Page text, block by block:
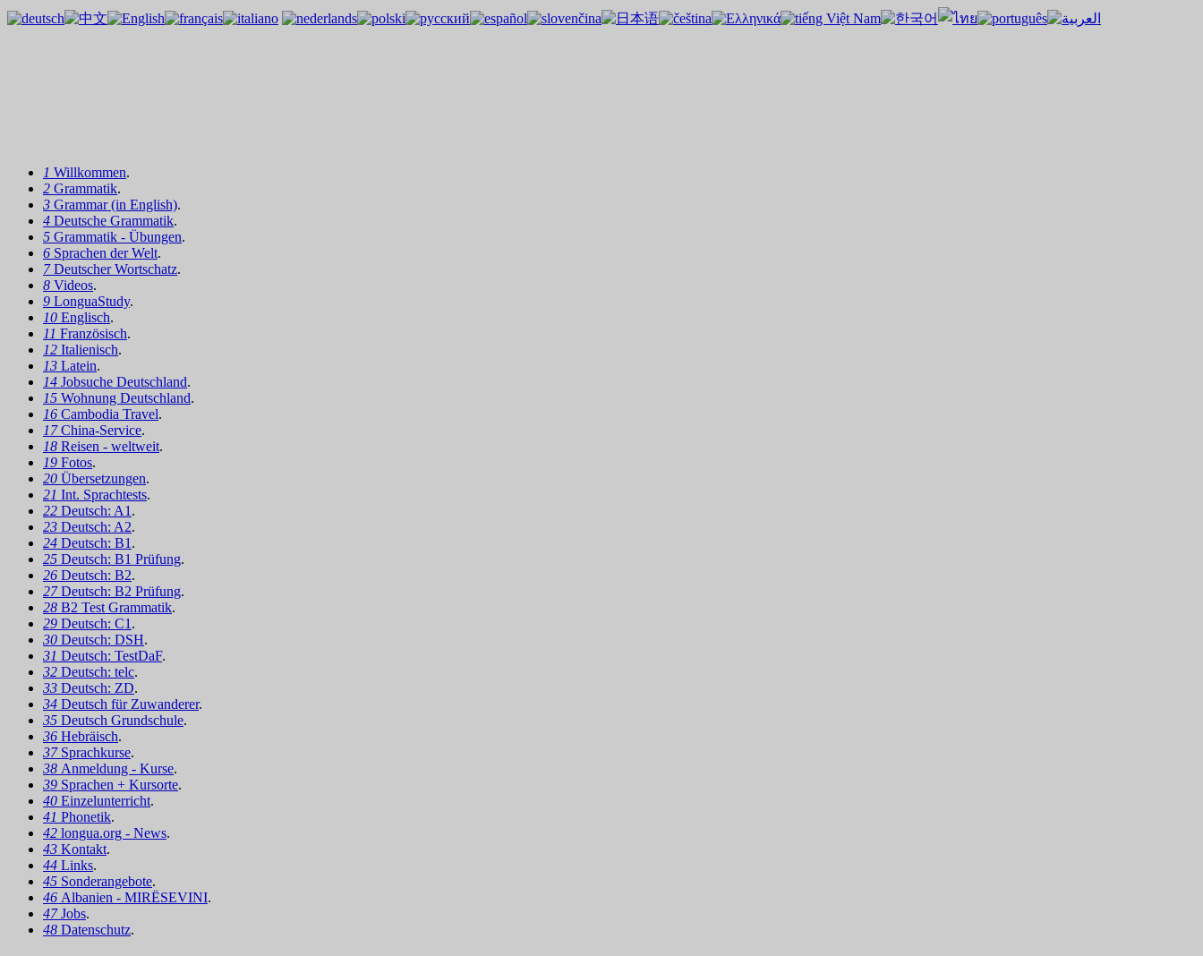
1 Willkommen.
2 Grammatik.
3 Grammar (in English).
4 Deutsche Grammatik.
5 Grammatik - Übungen.
6 Sprachen der Welt.
7Deutscher Wortschatz.
8 Videos.
9 LonguaStudy.
10 Englisch.
11 Französisch.
12 Italienisch.
13 Latein.
14 Jobsuche Deutschland.
15 Wohnung Deutschland.
16 Cambodia Travel.
17China-Service.
18 Reisen - weltweit.
19 Fotos.
20 Übersetzungen.
21 Int. Sprachtests.
22 Deutsch: A1 .
23 Deutsch: A2.
24 Deutsch: B1 .
25 Deutsch: B1 Prüfung.
26 Deutsch: B2.
27Deutsch: B2 Prüfung.
28 B2 Test Grammatik.
29 Deutsch: C1 .
30 Deutsch: DSH.
31 Deutsch: TestDaF.
32 Deutsch: telc.
33 Deutsch: ZD.
34 Deutsch für Zuwanderer.
35 Deutsch Grundschule.
36 Hebräisch.
37 Sprachkurse.
38 Anmeldung - Kurse.
39 Sprachen + Kursorte.
40 Einzelunterricht.
41 Phonetik.
42 longua.org - News.
43 Kontakt.
44 Links.
45 Sonderangebote.
46 Albanien - MIRËSEVINI.
47Jobs.
48 Datenschutz.